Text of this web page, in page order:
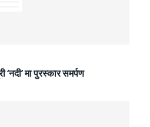
मा पुरस्कार समर्पण